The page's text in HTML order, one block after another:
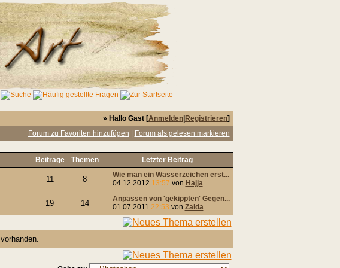
» Hallo Gast [Anmelden| Registrieren]
Forum zu Favoriten hinzufügen
Forum als gelesen markieren
Beiträge Themen Letzter Beitrag
11 8
Wie man ein Wasserzeichen erst...
04.12.2012 13:57 von Hajja
19 14
Anpassen von 'gekippten' Gegen...
01.07.2011 22:53 von Zaida
vorhanden.